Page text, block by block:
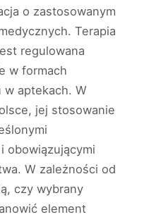
o zastosowanym
Terapia
regulowana
w formach
aptekach. W
jej stosowanie
obowiązującymi
W zależności od
czy wybrany
element